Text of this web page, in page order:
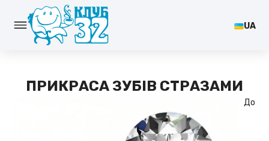
UA
ПРИКРАСА ЗУБІВ СТРАЗАМИ
До